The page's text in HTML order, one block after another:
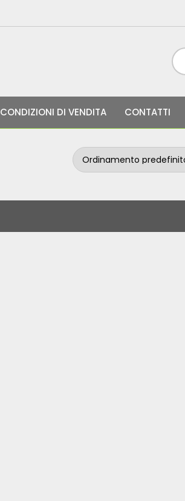
CONDIZIONI DI VENDITA CONTATTI